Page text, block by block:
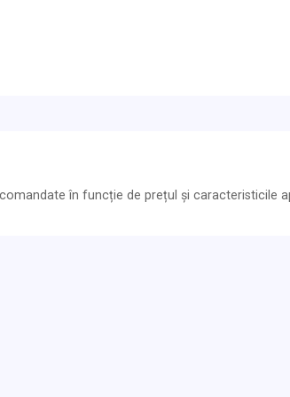
în funcție de prețul și caracteristicile